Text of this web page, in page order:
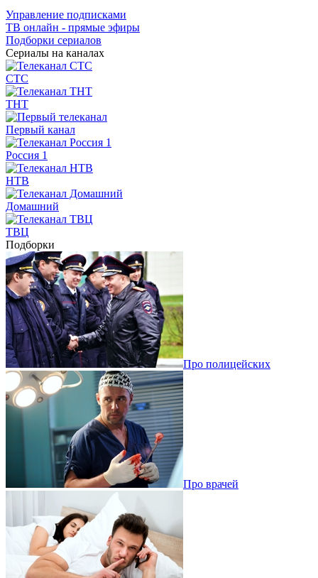
Управление подписками
ТВ онлайн - прямые эфиры
Подборки сериалов
Сериалы на каналах
СТС
ТНТ
Первый канал
Россия 1
НТВ
Домашний
ТВЦ
Подборки
Про полицейских
Про врачей